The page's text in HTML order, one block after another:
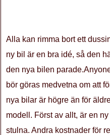
Alla kan rimma bort ett
ny bil är en bra idé, så den
den nya bilen
bör göras medvetna om att
nya bilar är högre än för
modell. Först av allt, är en
stulna. Andra kostnader för